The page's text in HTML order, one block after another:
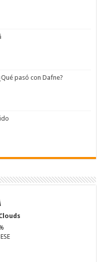
pasó con Dafne?